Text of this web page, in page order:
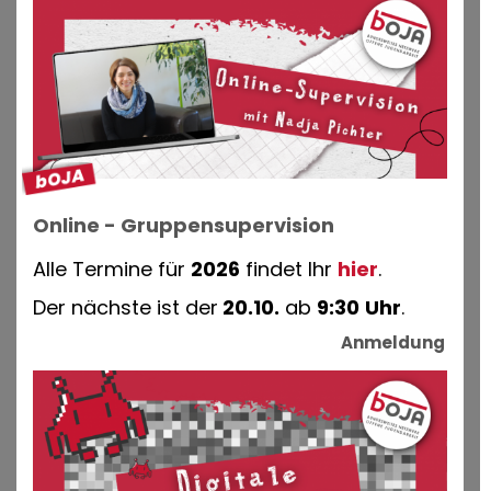
Online - Gruppensupervision
Alle Termine für 2026 findet Ihr hier.
Der nächste ist der 20.10. ab 9:30 Uhr.
Anmeldung